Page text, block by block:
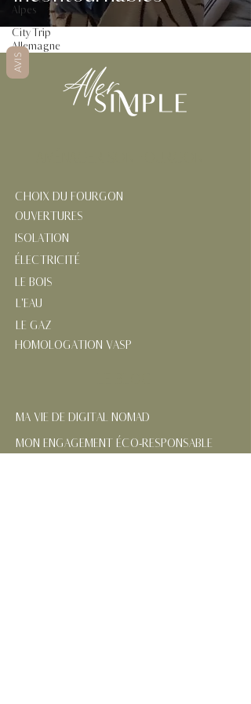
Alpes
City Trip
Allemagne
CHOIX DU FOURGON
OUVERTURES
ISOLATION
ÉLECTRICITÉ
LE BOIS
L'EAU
LE GAZ
HOMOLOGATION VASP
MA VIE DE DIGITAL NOMAD
MON ENGAGEMENT ÉCO-RESPONSABLE
AVIS